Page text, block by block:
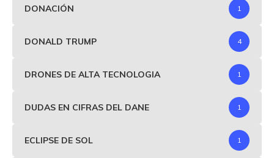
DONACIÓN 1
DONALD TRUMP 4
DRONES DE ALTA TECNOLOGIA 1
DUDAS EN CIFRAS DEL DANE 1
ECLIPSE DE SOL 1